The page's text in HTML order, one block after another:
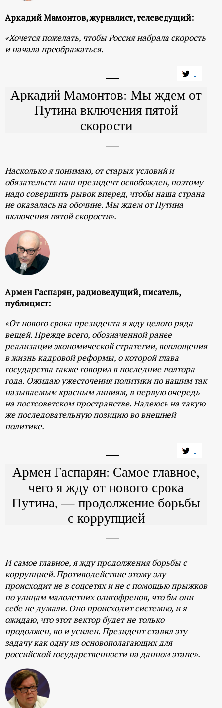
Аркадий Мамонтов, журналист, телеведущий:
«Хочется пожелать, чтобы Россия набрала скорость
и начала преображаться.
Аркадий Мамонтов: Мы ждем от
Путина включения пятой
скорости
Насколько я понимаю, от старых условий и
обязательств наш президент освобожден, поэтому
надо совершить рывок вперед, чтобы наша страна
не оказалась на обочине. Мы ждем от Путина
включения пятой скорости».
Армен Гаспарян, радиоведущий, писатель,
публицист:
«От нового срока президента я жду целого ряда
вещей. Прежде всего, обозначенной ранее
реализации экономической стратегии, воплощения
в жизнь кадровой реформы, о которой глава
государства также говорил в последние полтора
года. Ожидаю ужесточения политики по нашим так
называемым красным линиям, в первую очередь
на постсоветском пространстве. Надеюсь на такую
же последовательную позицию во внешней
политике.
Армен Гаспарян: Самое главное,
чего я жду от нового срока
Путина, — продолжение борьбы
с коррупцией
И самое главное, я жду продолжения борьбы с
коррупцией. Противодействие этому злу
происходит не в соцсетях и не с помощью прыжков
по улицам малолетних олигофренов, что бы они
себе не думали. Оно происходит системно, и я
ожидаю, что этот вектор будет не только
продолжен, но и усилен. Президент ставил эту
задачу как одну из основополагающих для
российской государственности на данном этапе».